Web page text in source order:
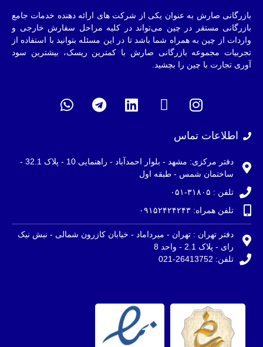
بازرگانی صارش به عنوان یکی از شرکت های ارائه دهنده خدمات جامع
بازرگانی مستقر در چین می‌تواند در کلیه مراحل سفارش خارجی و
واردات از چین به همراه شما باشد تا در این مسئله بتوانید با استفاده از
تجربیات مجموعه بازرگانی صارش با کمترین ریسک، بیشترین سود
آوری تجارت با چین را بچشید.
اطلاعات تماس
دفتر مرکزی: مشهد - بلوار احمدآباد - راهنمایی 10 - پلاک 32.1 -
ساختمان شمس - طبقه اول
تلفن : ۳۱۸۰۵-۰۵۱
تلفن همراه: ۰۹۱۵۲۴۲۴۲۴۳
دفتر تهران : تهران - میرداماد - خیابان کازرون شمالی - نبش نیک
رای - پلاک 2.1 - واحد 8
تلفن: 26413752-021